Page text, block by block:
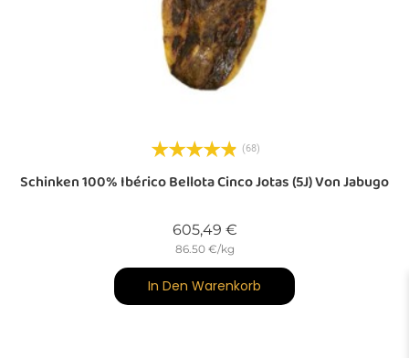
(68)
Schinken 100% Ibérico Bellota Cinco Jotas (5J) Von Jabugo
605,49 €Preis
86.50 €/kg
In Den Warenkorb